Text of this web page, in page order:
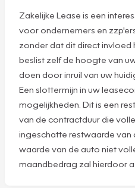
Zakelijke Lease is een
voor ondernemers en
zonder dat dit direct invloed
beslist zelf de hoogte van
doen door inruil van uw
Een slottermijn in uw
mogelijkheden. Dit is een
van de contractduur die
ingeschatte restwaarde van
waarde van de auto niet
maandbedrag zal hierdoor